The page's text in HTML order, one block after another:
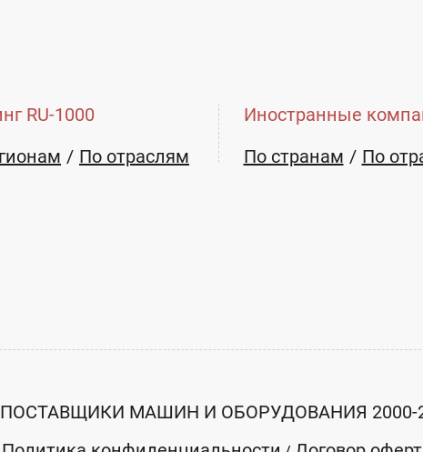
RU-1000
По отраслям
Иностранные
По странам
По
МАШИН И ОБОРУДОВАНИЯ 2000-